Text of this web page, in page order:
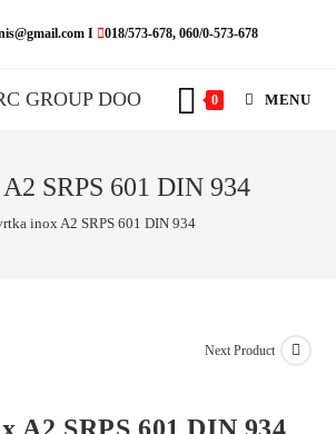
I 018/573-678, 060/0-573-678
GROUP DOO 0 MENU
SRPS 601 DIN 934
inox A2 SRPS 601 DIN 934
Next Product